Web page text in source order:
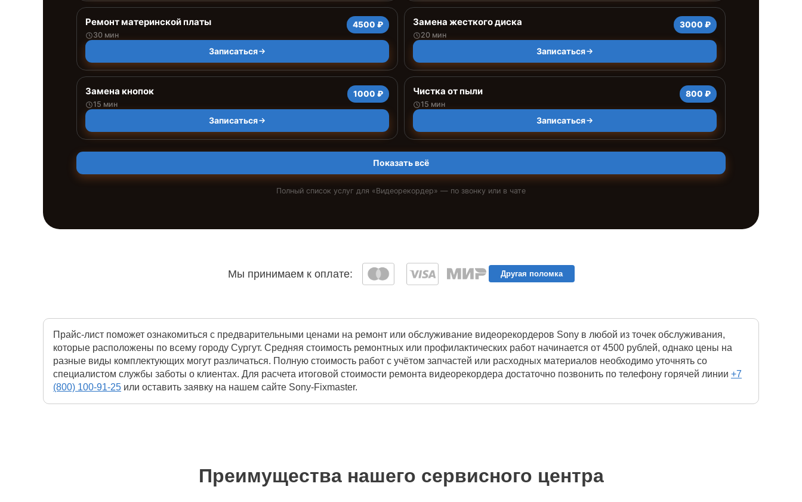
Ремонт материнской платы
30 мин
4500 ₽
Записаться
Замена жесткого диска
20 мин
3000 ₽
Записаться
Замена кнопок
15 мин
1000 ₽
Записаться
Чистка от пыли
15 мин
800 ₽
Записаться
Показать всё
Полный список услуг для «Видеорекордер» — по звонку или в чате
Мы принимаем к оплате: Другая поломка
Прайс-лист поможет ознакомиться с предварительными ценами на ремонт или обслуживание видеорекордеров Sony в любой из точек обслуживания,
которые расположены по всему городу Сургут. Средняя стоимость ремонтных или профилактических работ начинается от 4500 рублей, однако цены на
разные виды комплектующих могут различаться. Полную стоимость работ с учётом запчастей или расходных материалов необходимо уточнять со
специалистом службы заботы о клиентах. Для расчета итоговой стоимости ремонта видеорекордера достаточно позвонить по телефону горячей линии +7
(800) 100-91-25 или оставить заявку на нашем сайте Sony-Fixmaster.
Преимущества нашего сервисного центра